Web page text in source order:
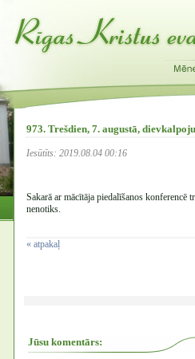
973. Trešdien, 7. augustā,
Iesūtīts: 2019.08.04 00:16
Sakarā ar mācītāja piedalīšanos konferencē
nenotiks.
« atpakaļ
Jūsu komentārs: